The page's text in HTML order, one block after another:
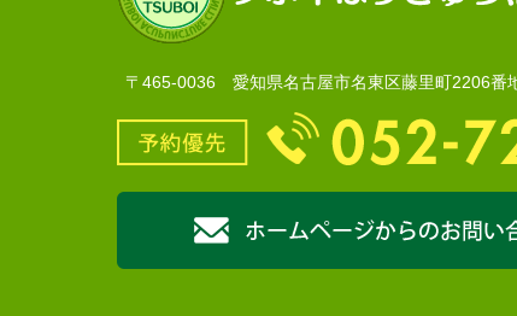
〒465-0036 愛知県名古屋市名東区藤里町2206番